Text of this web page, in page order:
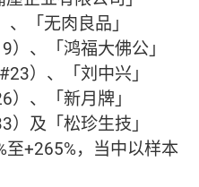
「无肉良品」
）、「鸿福大佛公」
）、「刘中兴」
）、「新月牌」
）及「松珍生技」
至+265%，当中以样本